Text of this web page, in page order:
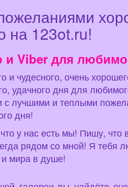
123ot.ru!
и Viber для
и чудесного, очень
удачного дня для
с лучшими и теплыми
дня!
у нас есть мы! Пишу,
рядом со мной! Я тебя
и мира в душе!